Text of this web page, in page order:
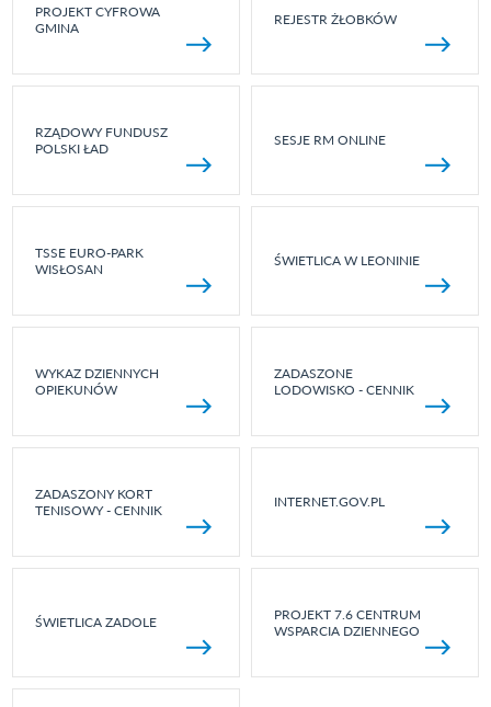
PROJEKT CYFROWA
GMINA
REJESTR ŻŁOBKÓW
RZĄDOWY FUNDUSZ
POLSKI ŁAD
SESJE RM ONLINE
TSSE EURO-PARK
WISŁOSAN
ŚWIETLICA W LEONINIE
WYKAZ DZIENNYCH
OPIEKUNÓW
ZADASZONE
LODOWISKO - CENNIK
ZADASZONY KORT
TENISOWY - CENNIK
INTERNET.GOV.PL
ŚWIETLICA ZADOLE
PROJEKT 7.6 CENTRUM
WSPARCIA DZIENNEGO